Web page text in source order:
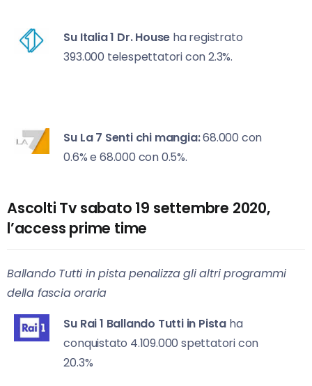
Su Italia 1 Dr. House ha registrato
393.000 telespettatori con 2.3%.
Su La 7 Senti chi mangia:68.000 con
0.6% e 68.000 con 0.5%.
Ascolti Tv sabato 19 settembre 2020,
l’access prime time
Ballando Tutti in pista penalizza gli altri programmi
della fascia oraria
Su Rai 1 Ballando Tutti in Pista ha
conquistato 4.109.000 spettatori con
20.3%